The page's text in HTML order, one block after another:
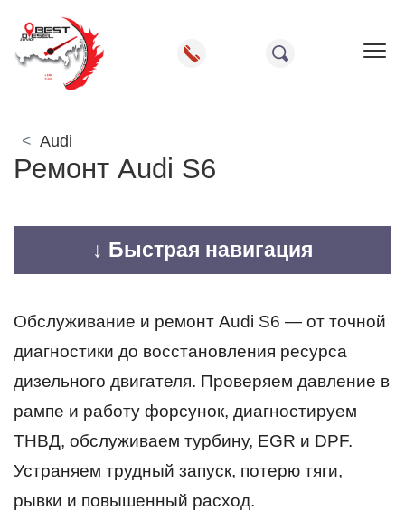
Audi
Ремонт Audi S6
↓ Быстрая навигация
Обслуживание и ремонт Audi S6 — от точной
диагностики до восстановления ресурса
дизельного двигателя. Проверяем давление в
рампе и работу форсунок, диагностируем
ТНВД, обслуживаем турбину, EGR и DPF.
Устраняем трудный запуск, потерю тяги,
рывки и повышенный расход.